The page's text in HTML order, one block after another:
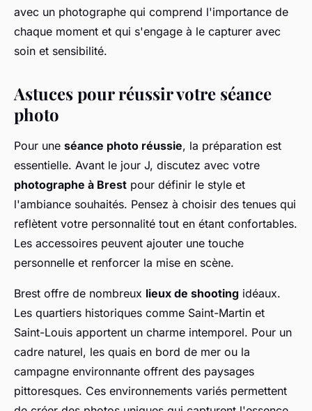
avec un photographe qui comprend l'importance de
chaque moment et qui s'engage à le capturer avec
soin et sensibilité.
Astuces pour réussir votre séance
photo
Pour une séance photo réussie, la préparation est
essentielle. Avant le jour J, discutez avec votre
photographe à Brest pour définir le style et
l'ambiance souhaités. Pensez à choisir des tenues qui
reflètent votre personnalité tout en étant confortables.
Les accessoires peuvent ajouter une touche
personnelle et renforcer la mise en scène.
Brest offre de nombreux lieux de shooting idéaux.
Les quartiers historiques comme Saint-Martin et
Saint-Louis apportent un charme intemporel. Pour un
cadre naturel, les quais en bord de mer ou la
campagne environnante offrent des paysages
pittoresques. Ces environnements variés permettent